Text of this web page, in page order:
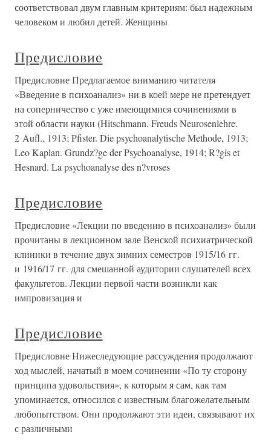
соответствовал двум главным критериям: был надежным
человеком и любил детей. Женщины
Предисловие
Предисловие Предлагаемое вниманию читателя
«Введение в психоанализ» ни в коей мере не претендует
на соперничество с уже имеющимися сочинениями в
этой области науки (Hitschmann. Freuds Neurosenlehre.
2 Aufl., 1913; Pfister. Die psychoanalytische Methode, 1913;
Leo Kaplan. Grundz?ge der Psychoanalyse, 1914; R?gis et
Hesnard. La psychoanalyse des n?vroses
Предисловие
Предисловие «Лекции по введению в психоанализ» были
прочитаны в лекционном зале Венской психиатрической
клиники в течение двух зимних семестров 1915/16 гг.
и 1916/17 гг. для смешанной аудитории слушателей всех
факультетов. Лекции первой части возникли как
импровизация и
Предисловие
Предисловие Нижеследующие рассуждения продолжают
ход мыслей, начатый в моем сочинении «По ту сторону
принципа удовольствия», к которым я сам, как там
упоминается, относился с известным благожелательным
любопытством. Они продолжают эти идеи, связывают их
с различными